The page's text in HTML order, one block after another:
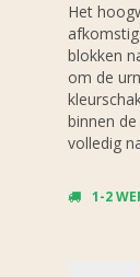
Het
blokken
om de
binnen
volledig
1-2